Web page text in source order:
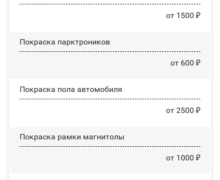
от 1500 ₽
Покраска парктроников
от 600 ₽
Покраска пола автомобиля
от 2500 ₽
Покраска рамки магнитолы
от 1000 ₽